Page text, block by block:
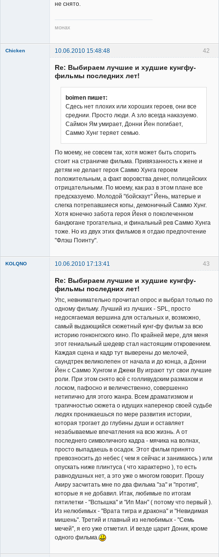
не снято.
монах
42
Chicken
10.06.2010 15:48:48
Re: Выбираем лучшие и худшие кунгфу-
фильмы последних лет!
boimen пишет:
Сдесь нет плохих или хороших героев, они все
среднии. Просто люди. А зло всегда наказуемо.
Саймон Ям умирает, Донни Йен погибает,
Саммо Хунг теряет семью.
По моему, не совсем так, хотя может быть спорить
стоит на страничке фильма. Привязанность к жене и
детям не делает героя Саммо Хунга героем
положительным, а факт воровства денег, полицейских
отрицательными. По моему, как раз в этом плане все
предсказуемо. Молодой "бойскаут" Йень, матерые и
слегка потрепавшиеся копы, демоничный Саммо Хунг.
Хотя конечно забота героя Йеня о поколеченном
бандюгане трогательна, и финальный рев Саммо Хунга
тоже. Но из двух этих фильмов я отдаю предпочтение
"Флэш Поинту".
43
KOLQNO 10.06.2010 17:13:41
Re: Выбираем лучшие и худшие кунгфу-
фильмы последних лет!
Упс, невнимательно прочитал опрос и выбрал только по
одному фильму. Лучший из лучших - SPL, просто
недосягаемая вершина для остальных и, возможно,
самый выдающийся сюжетный кунг-фу фильм за всю
историю гонконгского кино. По крайней мере, для меня
этот гениальный шедевр стал настоящим откровением.
Каждая сцена и кадр тут выверены до мелочей,
саундтрек великолепен от начала и до конца, а Донни
Йен с Саммо Хунгом и Джеки Ву играют тут свои лучшие
роли. При этом снято всё с голливудским размахом и
лоском, пафосно и величественно, совершенно
нетипично для этого жанра. Всем драматизмом и
трагичностью сюжета о идущих наперекор своей судьбе
людях проникаешься по мере развития истории,
которая трогает до глубины души и оставляет
незабываемые впечатления на всю жизнь. А от
последнего символичного кадра - мячика на волнах,
просто выпадаешь в осадок. Этот фильм принято
превозносить до небес ( чем я сейчас и занимаюсь ) или
опускать ниже плинтуса ( что характерно ), то есть
равнодушных нет, а это уже о многом говорит. Прошу
Акиру засчитать мне по два фильма "за" и "против",
которые я не добавил. Итак, любимые по итогам
пятилетки - "Вспышка" и "Ип Ман" ( потому что первый ).
Из нелюбимых - "Врата тигра и дракона" и "Невидимая
мишень". Третий и главный из нелюбимых - "Семь
мечей", я его уже отметил. И везде царит Доник, кроме
одного фильма.